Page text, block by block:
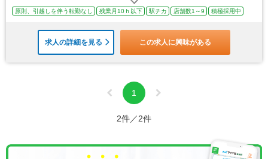
原則、引越しを伴う転勤なし 残業月10ｈ以下 駅チカ 店舗数1～9 積極採用中
求人の詳細を見る この求人に興味がある
1
2件／2件